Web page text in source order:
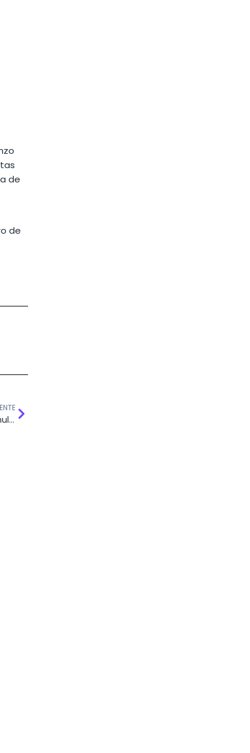
de
de
Búsqueda basada en radio con formulario personalizado